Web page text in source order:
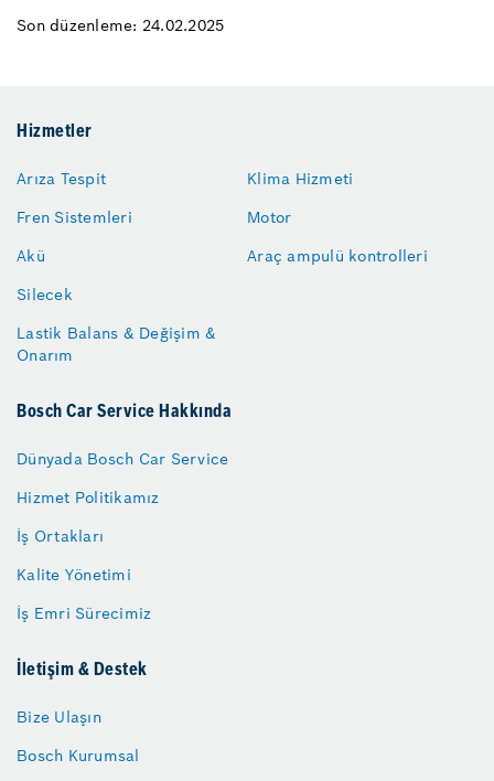
Son düzenleme: 24.02.2025
Hizmetler
Arıza Tespit
Fren Sistemleri
Akü
Silecek
Lastik Balans & Değişim &
Onarım
Klima Hizmeti
Motor
Araç ampulü kontrolleri
Bosch Car Service Hakkında
Dünyada Bosch Car Service
Hizmet Politikamız
İş Ortakları
Kalite Yönetimi
İş Emri Sürecimiz
İletişim & Destek
Bize Ulaşın
Bosch Kurumsal